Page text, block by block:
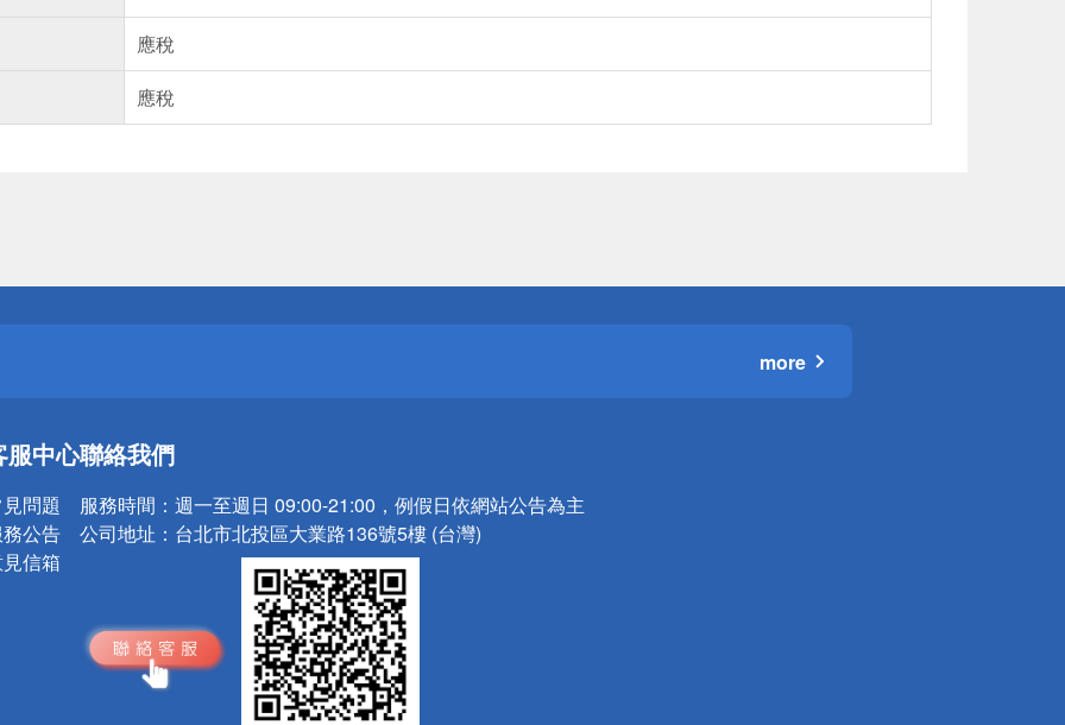
應稅
應稅
小心！
小心！
more
服中心
問題
公告
信箱
聯絡我們
服務時間： 週一至週日 09:00-21:00，例假日依網站公告為主
公司地址： 台北市北投區大業路136號5樓 (台灣)